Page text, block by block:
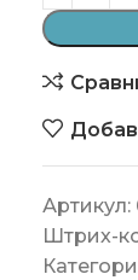
Артикул:
Штрих-